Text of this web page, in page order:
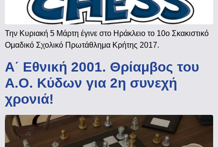
Την Κυριακή 5 Μάρτη έγινε στο Ηράκλειο το 10ο Σκακιστικό
Ομαδικό Σχολικό Πρωτάθλημα Κρήτης 2017.
Α΄ Εθνική 2001. Θρίαμβος του
Α.Ο. Κύδων για 2η συνεχή
χρονιά!